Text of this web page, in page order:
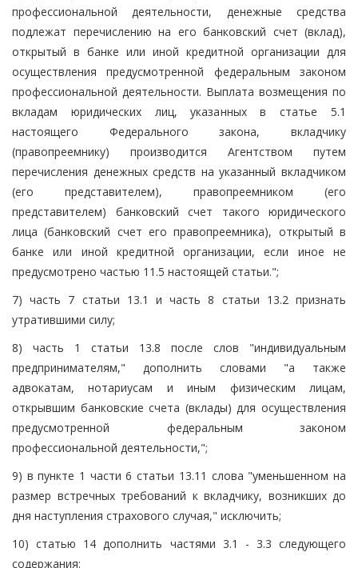
профессиональной деятельности, денежные средства
подлежат перечислению на его банковский счет (вклад),
открытый в банке или иной кредитной организации для
осуществления предусмотренной федеральным законом
профессиональной деятельности. Выплата возмещения по
вкладам юридических лиц, указанных в статье 5.1
настоящего Федерального закона, вкладчику
(правопреемнику) производится Агентством путем
перечисления денежных средств на указанный вкладчиком
(его представителем), правопреемником (его
представителем) банковский счет такого юридического
лица (банковский счет его правопреемника), открытый в
банке или иной кредитной организации, если иное не
предусмотрено частью 11.5 настоящей статьи.";
7) часть 7 статьи 13.1 и часть 8 статьи 13.2 признать
утратившими силу;
8) часть 1 статьи 13.8 после слов "индивидуальным
предпринимателям," дополнить словами "а также
адвокатам, нотариусам и иным физическим лицам,
открывшим банковские счета (вклады) для осуществления
предусмотренной федеральным законом
профессиональной деятельности,";
9) в пункте 1 части 6 статьи 13.11 слова "уменьшенном на
размер встречных требований к вкладчику, возникших до
дня наступления страхового случая," исключить;
10) статью 14 дополнить частями 3.1 - 3.3 следующего
содержания: